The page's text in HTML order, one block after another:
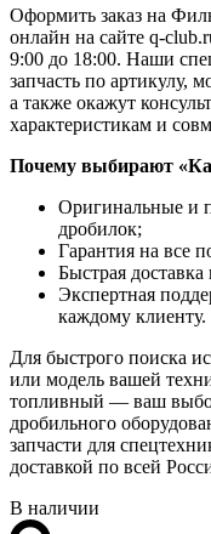
Оформить заказ на
онлайн на сайте q-
9:00 до 18:00. Наши
запчасть по артикулу,
а также окажут
характеристикам и
Почему выбирают
Оригинальные и
дробилок;
Гарантия на все
Быстрая
Экспертная
каждому клиенту.
Для быстрого поиска
или модель вашей
топливный — ваш
дробильного
запчасти для
доставкой по всей
В наличии